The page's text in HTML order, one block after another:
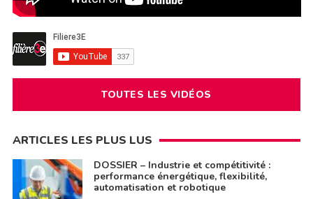
TOUTES LES VIDÉOS
ARTICLES LES PLUS LUS
DOSSIER – Industrie et compétitivité :
performance énergétique, flexibilité,
automatisation et robotique